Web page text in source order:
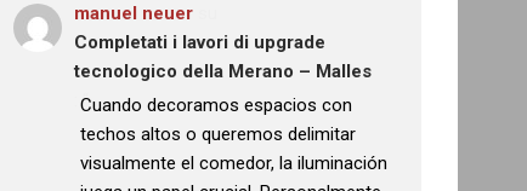
manuel neuer
Completati i lavori di upgrade
tecnologico della Merano – Malles
: “
Cuando decoramos espacios con
techos altos o queremos delimitar
visualmente el comedor, la iluminación